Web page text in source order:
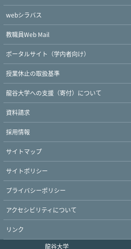
webシラバス
教職員Web Mail
ポータルサイト（学内者向け）
授業休止の取扱基準
龍谷大学への支援（寄付）について
資料請求
採用情報
サイトマップ
サイトポリシー
プライバシーポリシー
アクセシビリティについて
リンク
龍谷大学